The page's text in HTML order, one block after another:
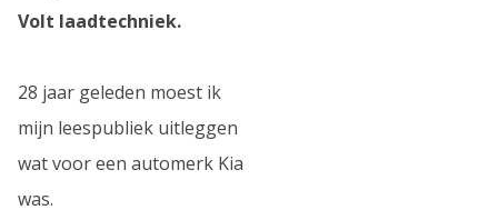
Volt laadtechniek.
28 jaar geleden moest ik
mijn leespubliek uitleggen
wat voor een automerk Kia
was.